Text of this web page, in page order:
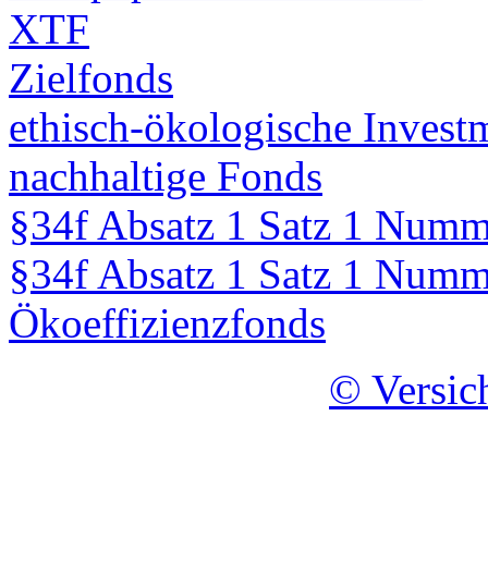
XTF
Zielfonds
ethisch-ökologische
nachhaltige Fonds
§34f Absatz 1 Satz 1
§34f Absatz 1 Satz 1
Ökoeffizienzfonds
©